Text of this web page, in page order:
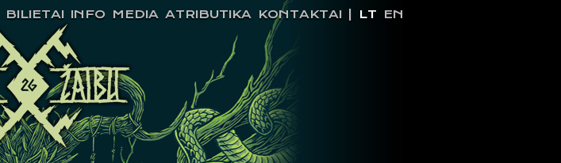
BILIETAI INFO MEDIA ATRIBUTIKA KONTAKTAI LT EN